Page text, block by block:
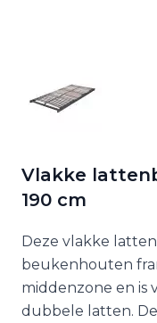
Vlakke
190 cm
Deze vlakke
beukenhouten
middenzone en is
dubbele latten.